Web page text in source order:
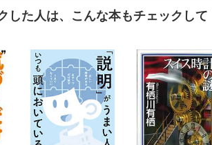
した人は、こんな本もチェックして